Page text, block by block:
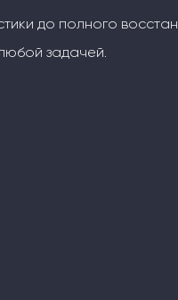
до полного
задачей.